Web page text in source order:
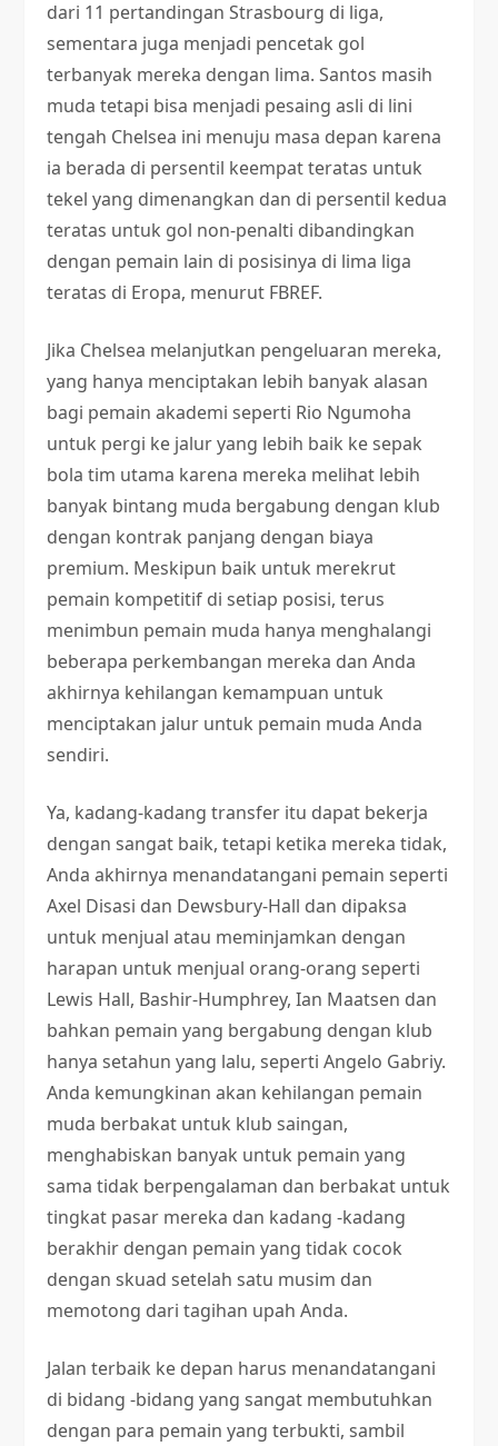
dari 11 pertandingan Strasbourg di liga,
sementara juga menjadi pencetak gol
terbanyak mereka dengan lima. Santos masih
muda tetapi bisa menjadi pesaing asli di lini
tengah Chelsea ini menuju masa depan karena
ia berada di persentil keempat teratas untuk
tekel yang dimenangkan dan di persentil kedua
teratas untuk gol non-penalti dibandingkan
dengan pemain lain di posisinya di lima liga
teratas di Eropa, menurut FBREF.
Jika Chelsea melanjutkan pengeluaran mereka,
yang hanya menciptakan lebih banyak alasan
bagi pemain akademi seperti Rio Ngumoha
untuk pergi ke jalur yang lebih baik ke sepak
bola tim utama karena mereka melihat lebih
banyak bintang muda bergabung dengan klub
dengan kontrak panjang dengan biaya
premium. Meskipun baik untuk merekrut
pemain kompetitif di setiap posisi, terus
menimbun pemain muda hanya menghalangi
beberapa perkembangan mereka dan Anda
akhirnya kehilangan kemampuan untuk
menciptakan jalur untuk pemain muda Anda
sendiri.
Ya, kadang-kadang transfer itu dapat bekerja
dengan sangat baik, tetapi ketika mereka tidak,
Anda akhirnya menandatangani pemain seperti
Axel Disasi dan Dewsbury-Hall dan dipaksa
untuk menjual atau meminjamkan dengan
harapan untuk menjual orang-orang seperti
Lewis Hall, Bashir-Humphrey, Ian Maatsen dan
bahkan pemain yang bergabung dengan klub
hanya setahun yang lalu, seperti Angelo Gabriy.
Anda kemungkinan akan kehilangan pemain
muda berbakat untuk klub saingan,
menghabiskan banyak untuk pemain yang
sama tidak berpengalaman dan berbakat untuk
tingkat pasar mereka dan kadang -kadang
berakhir dengan pemain yang tidak cocok
dengan skuad setelah satu musim dan
memotong dari tagihan upah Anda.
Jalan terbaik ke depan harus menandatangani
di bidang -bidang yang sangat membutuhkan
dengan para pemain yang terbukti, sambil